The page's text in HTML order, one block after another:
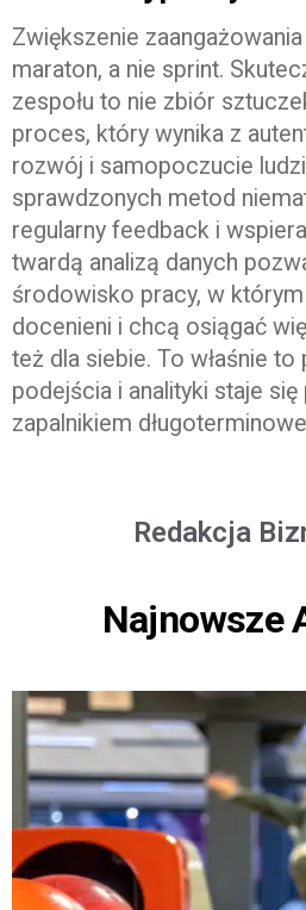
Zwiększenie
maraton, a nie sprint.
zespołu to nie zbiór
proces, który wynika z
rozwój i samopoczucie
sprawdzonych metod
regularny feedback i
twardą analizą danych
środowisko pracy, w
docenieni i chcą osiągać
też dla siebie. To właśnie
podejścia i analityki staje
zapalnikiem
Redakcja
Najnowsze